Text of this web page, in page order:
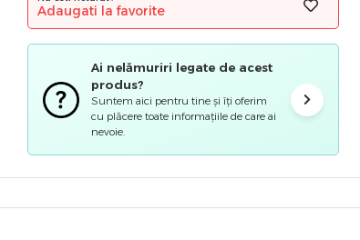
Adaugati la favorite
Ai nelămuriri legate de acest
produs?
Suntem aici pentru tine și îți oferim
cu plăcere toate informațiile de care ai
nevoie.